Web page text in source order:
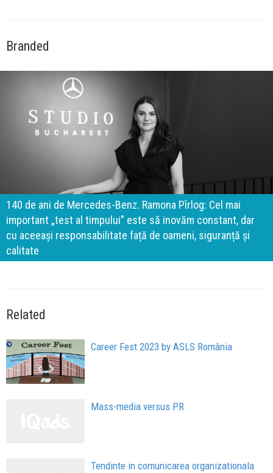
Branded
140 de ani de Mercedes-Benz. Ramona Pîrlog: Cel mai
important „test al timpului” este să inovăm constant, dar
cu aceeași responsabilitate față de oameni, siguranță și
calitate
Related
Career Fest 2023 by ASLS România
Mass-media versus PR
Tendinte in comunicarea organizationala